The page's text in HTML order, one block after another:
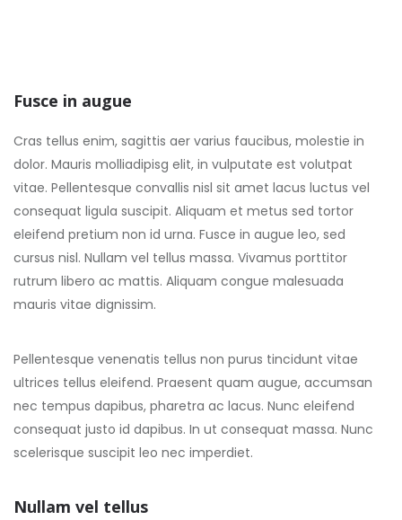
Fusce in augue
Cras tellus enim, sagittis aer varius faucibus, molestie in
dolor. Mauris molliadipisg elit, in vulputate est volutpat
vitae. Pellentesque convallis nisl sit amet lacus luctus vel
consequat ligula suscipit. Aliquam et metus sed tortor
eleifend pretium non id urna. Fusce in augue leo, sed
cursus nisl. Nullam vel tellus massa. Vivamus porttitor
rutrum libero ac mattis. Aliquam congue malesuada
mauris vitae dignissim.
Pellentesque venenatis tellus non purus tincidunt vitae
ultrices tellus eleifend. Praesent quam augue, accumsan
nec tempus dapibus, pharetra ac lacus. Nunc eleifend
consequat justo id dapibus. In ut consequat massa. Nunc
scelerisque suscipit leo nec imperdiet.
Nullam vel tellus